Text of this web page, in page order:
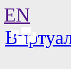
EN